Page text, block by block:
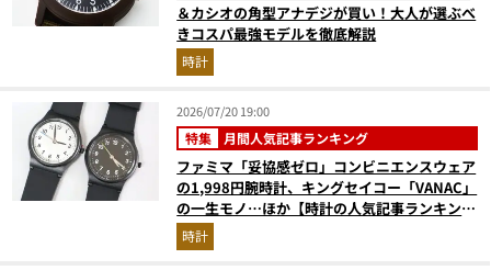
＆カシオの角型アナデジが買い！大人が選ぶべ
きコスパ最強モデルを徹底解説
時計
2026/07/20 19:00
特集 月間人気記事ランキング
ファミマ「妥協感ゼロ」コンビニエンスウェア
の1,998円腕時計、キングセイコー「VANAC」
の一生モノ…ほか【時計の人気記事ランキング
ベスト3】（2026年6月版）
時計